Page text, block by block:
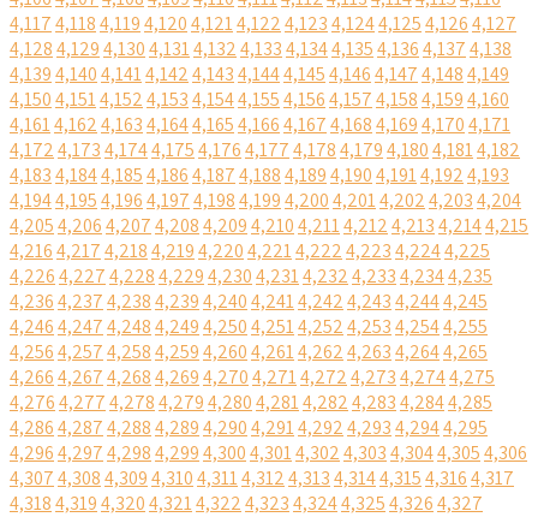
4,1174,1184,1194,1204,1214,1224,1234,1244,1254,1264,127
4,1284,1294,1304,1314,1324,1334,1344,1354,1364,1374,138
4,1394,1404,1414,1424,1434,1444,1454,1464,1474,1484,149
4,1504,1514,1524,1534,1544,1554,1564,1574,1584,1594,160
4,1614,1624,1634,1644,1654,1664,1674,1684,1694,1704,171
4,1724,1734,1744,1754,1764,1774,1784,1794,1804,1814,182
4,1834,1844,1854,1864,1874,1884,1894,1904,1914,1924,193
4,1944,1954,1964,1974,1984,1994,2004,2014,2024,2034,204
4,2054,2064,2074,2084,2094,2104,2114,2124,2134,2144,215
4,2164,2174,2184,2194,2204,2214,2224,2234,2244,225
4,2264,2274,2284,2294,2304,2314,2324,2334,2344,235
4,2364,2374,2384,2394,2404,2414,2424,2434,2444,245
4,2464,2474,2484,2494,2504,2514,2524,2534,2544,255
4,2564,2574,2584,2594,2604,2614,2624,2634,2644,265
4,2664,2674,2684,2694,2704,2714,2724,2734,2744,275
4,2764,2774,2784,2794,2804,2814,2824,2834,2844,285
4,2864,2874,2884,2894,2904,2914,2924,2934,2944,295
4,2964,2974,2984,2994,3004,3014,3024,3034,3044,3054,306
4,3074,3084,3094,3104,3114,3124,3134,3144,3154,3164,317
4,3184,3194,3204,3214,3224,3234,3244,3254,3264,327